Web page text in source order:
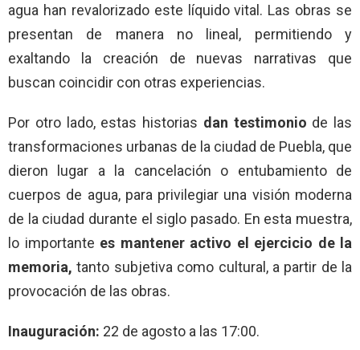
agua han revalorizado este líquido vital. Las obras se
presentan de manera no lineal, permitiendo y
exaltando la creación de nuevas narrativas que
buscan coincidir con otras experiencias.
Por otro lado, estas historias dan testimonio de las
transformaciones urbanas de la ciudad de Puebla, que
dieron lugar a la cancelación o entubamiento de
cuerpos de agua, para privilegiar una visión moderna
de la ciudad durante el siglo pasado. En esta muestra,
lo importante es mantener activo el ejercicio de la
memoria, tanto subjetiva como cultural, a partir de la
provocación de las obras.
Inauguración: 22 de agosto a las 17:00.